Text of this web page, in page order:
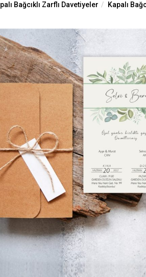
Bağcıklı Zarflı Davetiyeler Kapalı